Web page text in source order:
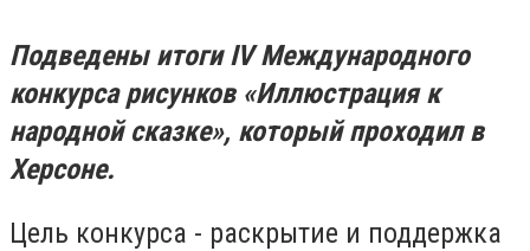
Подведены итоги IV Международного
конкурса рисунков «Иллюстрация к
народной сказке», который проходил в
Херсоне.
Цель конкурса - раскрытие и поддержка